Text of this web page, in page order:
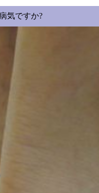
気ですか?